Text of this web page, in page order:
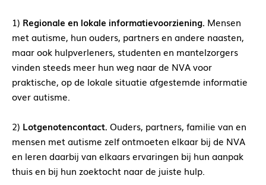
1) Regionale en lokale informatievoorziening. Mensen
met autisme, hun ouders, partners en andere naasten,
maar ook hulpverleners, studenten en mantelzorgers
vinden steeds meer hun weg naar de NVA voor
praktische, op de lokale situatie afgestemde informatie
over autisme.
2) Lotgenotencontact. Ouders, partners, familie van en
mensen met autisme zelf ontmoeten elkaar bij de NVA
en leren daarbij van elkaars ervaringen bij hun aanpak
thuis en bij hun zoektocht naar de juiste hulp.